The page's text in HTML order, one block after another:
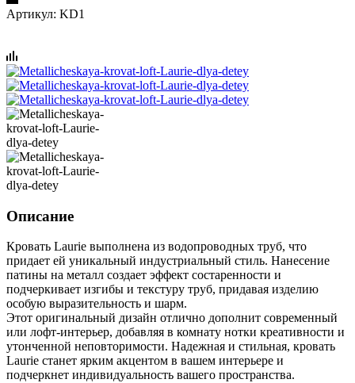
Артикул: KD1
Описание
Кровать Laurie выполнена из водопроводных труб, что
придает ей уникальный индустриальный стиль. Нанесение
патины на металл создает эффект состаренности и
подчеркивает изгибы и текстуру труб, придавая изделию
особую выразительность и шарм.
Этот оригинальный дизайн отлично дополнит современный
или лофт-интерьер, добавляя в комнату нотки креативности и
утонченной неповторимости. Надежная и стильная, кровать
Laurie станет ярким акцентом в вашем интерьере и
подчеркнет индивидуальность вашего пространства.